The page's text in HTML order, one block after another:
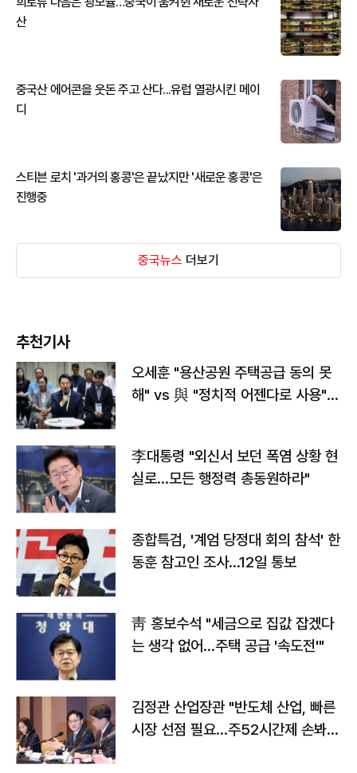
산
중국산 에어콘을 웃돈 주고 산다...유럽 열광시킨 메이
디
스티븐 로치 '과거의 홍콩'은 끝났지만 '새로운 홍콩'은
진행중
중국뉴스 더보기
추천기사
오세훈 "용산공원 주택공급 동의 못
해" vs 與 "정치적 어젠다로 사용"
李대통령 "외신서 보던 폭염 상황 현
실로…모든 행정력 총동원하라"
종합특검, '계엄 당정대 회의 참석' 한
동훈 참고인 조사...12일 통보
靑 홍보수석 "세금으로 집값 잡겠다
는 생각 없어…주택 공급 '속도전'"
김정관 산업장관 "반도체 산업, 빠른
시장 선점 필요…주52시간제 손봐